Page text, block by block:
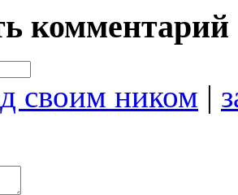
комментарий
своим ником |